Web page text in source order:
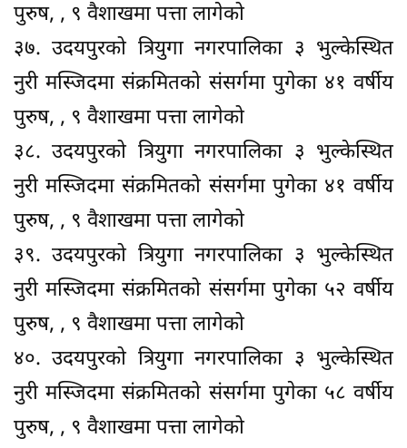
पुरुष, , ९ वैशाखमा पत्ता लागेको
३७. उदयपुरको त्रियुगा नगरपालिका ३ भुल्केस्थित
नुरी मस्जिदमा संक्रमितको संसर्गमा पुगेका ४१ वर्षीय
पुरुष, , ९ वैशाखमा पत्ता लागेको
३८. उदयपुरको त्रियुगा नगरपालिका ३ भुल्केस्थित
नुरी मस्जिदमा संक्रमितको संसर्गमा पुगेका ४१ वर्षीय
पुरुष, , ९ वैशाखमा पत्ता लागेको
३९. उदयपुरको त्रियुगा नगरपालिका ३ भुल्केस्थित
नुरी मस्जिदमा संक्रमितको संसर्गमा पुगेका ५२ वर्षीय
पुरुष, , ९ वैशाखमा पत्ता लागेको
४०. उदयपुरको त्रियुगा नगरपालिका ३ भुल्केस्थित
नुरी मस्जिदमा संक्रमितको संसर्गमा पुगेका ५८ वर्षीय
पुरुष, , ९ वैशाखमा पत्ता लागेको